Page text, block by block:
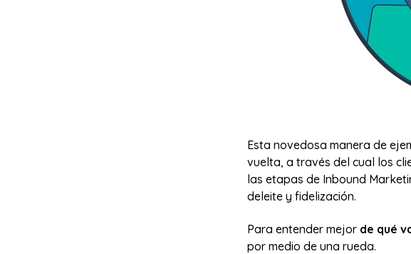
Esta novedosa manera de
vuelta, a través del cual los
las etapas de Inbound
deleite y fidelización.
Para entender mejor de qué
por medio de una rueda.